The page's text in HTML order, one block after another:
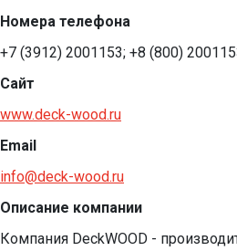
Номера телефона
+7 (3912) 2001153; +8 (800)
Сайт
www.deck-wood.ru
Email
info@deck-wood.ru
Описание компании
Компания DeckWOOD -